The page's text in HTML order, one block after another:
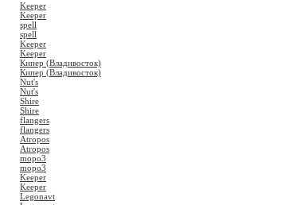
Keeper
Keeper
spell
spell
Keeper
Keeper
Кипер (Владивосток)
Кипер (Владивосток)
Nut's
Nut's
Shire
Shire
flangers
flangers
Atropos
Atropos
mopo3
mopo3
Keeper
Keeper
Legonavt